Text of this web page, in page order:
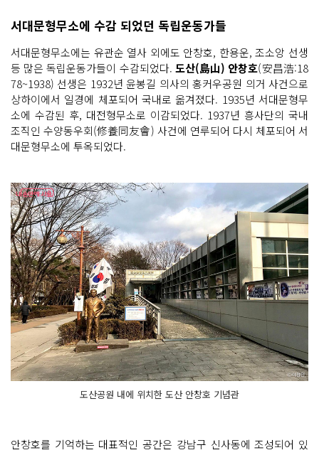
서대문형무소에 수감 되었던 독립운동가들
서대문형무소에는 유관순 열사 외에도 안창호, 한용운, 조소앙 선생
등 많은 독립운동가들이 수감되었다. 도산(島山) 안창호(安昌浩:18
78~1938) 선생은 1932년 윤봉길 의사의 홍커우공원 의거 사건으로
상하이에서 일경에 체포되어 국내로 옮겨졌다. 1935년 서대문형무
소에 수감된 후, 대전형무소로 이감되었다. 1937년 흥사단의 국내
조직인 수양동우회(修養同友會) 사건에 연루되어 다시 체포되어 서
대문형무소에 투옥되었다.
도산공원 내에 위치한 도산 안창호 기념관
안창호를 기억하는 대표적인 공간은 강남구 신사동에 조성되어 있